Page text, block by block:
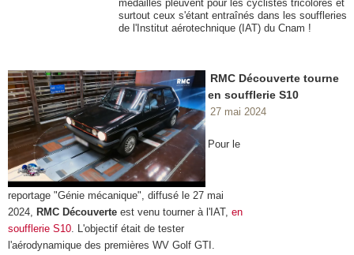
médailles pleuvent pour les cyclistes tricolores et
surtout ceux s'étant entraînés dans les souffleries
de l'Institut aérotechnique (IAT) du Cnam !
RMC Découverte tourne
en soufflerie S10
27 mai 2024
Pour le
reportage "Génie mécanique", diffusé le 27 mai
2024, RMC Découverteest venu tourner à l'IAT, en
soufflerie S10. L'objectif était de tester
l'aérodynamique des premières WV Golf GTI.